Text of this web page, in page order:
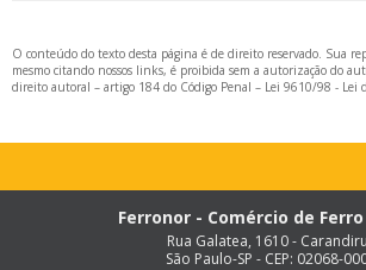
PATAMAR DE AÇO
PERFIL DE AÇO CARBONO
PERFIL DE AÇO GALVANIZADO
O conteúdo do texto desta página é de direito reservado. Sua
mesmo citando nossos links, é proibida sem a autorização do
direito autoral – artigo 184 do Código Penal – Lei 9610/98 - Lei
Ferronor - Comércio de
Rua Galatea, 1610 - Carandiru
São Paulo-SP - CEP: 02068-